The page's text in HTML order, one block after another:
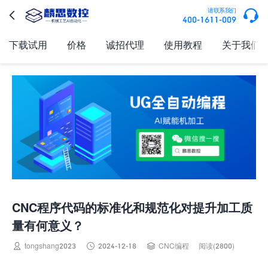
 请联系我们
400-1611-009 
下载试用 价格 诚招代理 使用教程 关于我们
CNC程序代码的标准化和规范化对提升加工质
量有何意义？
 tongshang2023  2024-12-18  CNC编程 阅读(2800)